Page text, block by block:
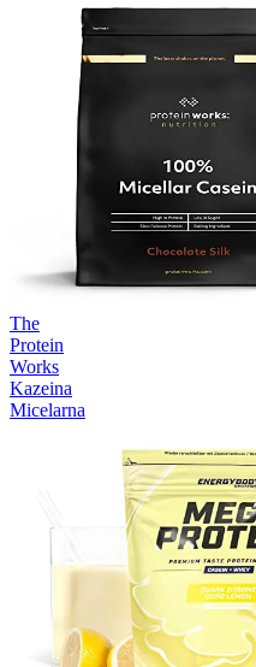
The
Protein
Works
Kazeina
Micelarna